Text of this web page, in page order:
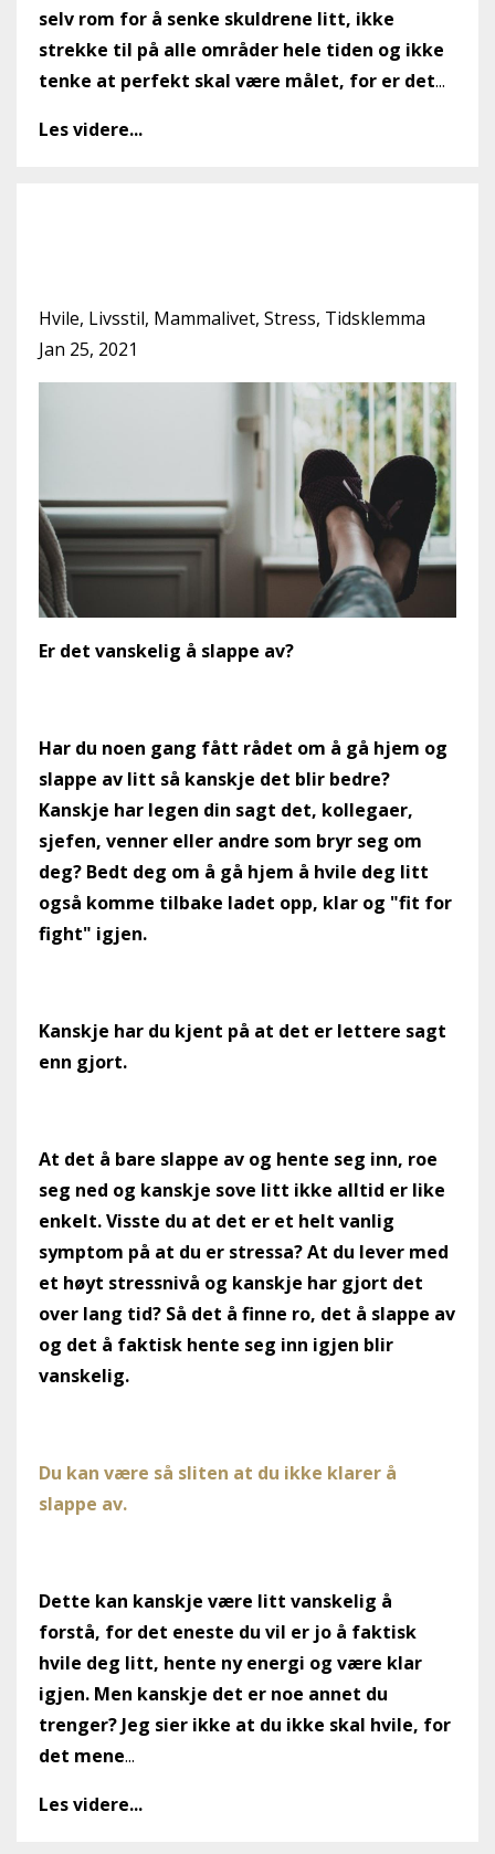
selv rom for å senke skuldrene litt, ikke
strekke til på alle områder hele tiden og ikke
tenke at perfekt skal være målet, for er det...
Les videre...
Hvile Livsstil Mammalivet Stress Tidsklemma
Jan 25, 2021
Er det vanskelig å slappe av?
Har du noen gang fått rådet om å gå hjem og
slappe av litt så kanskje det blir bedre?
Kanskje har legen din sagt det, kollegaer,
sjefen, venner eller andre som bryr seg om
deg? Bedt deg om å gå hjem å hvile deg litt
også komme tilbake ladet opp, klar og "fit for
fight" igjen.
Kanskje har du kjent på at det er lettere sagt
enn gjort.
At det å bare slappe av og hente seg inn, roe
seg ned og kanskje sove litt ikke alltid er like
enkelt. Visste du at det er et helt vanlig
symptom på at du er stressa? At du lever med
et høyt stressnivå og kanskje har gjort det
over lang tid? Så det å finne ro, det å slappe av
og det å faktisk hente seg inn igjen blir
vanskelig.
Du kan være så sliten at du ikke klarer å
slappe av.
Dette kan kanskje være litt vanskelig å
forstå, for det eneste du vil er jo å faktisk
hvile deg litt, hente ny energi og være klar
igjen. Men kanskje det er noe annet du
trenger? Jeg sier ikke at du ikke skal hvile, for
det mene...
Les videre...